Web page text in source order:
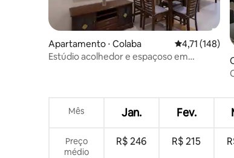
Apartamento ⋅ Colaba 4,71 de uma
4,71 (148)
Estúdio acolhedor e espaçoso em
Mês Jan. Fev.
Preço
médio
R$ 246 R$ 215